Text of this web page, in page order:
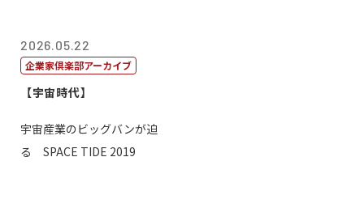
2026.05.22
企業家倶楽部アーカイブ
【宇宙時代】
宇宙産業のビッグバンが迫
る SPACE TIDE 2019